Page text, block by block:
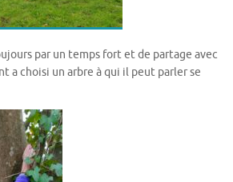
par un temps fort et de partage avec
a choisi un arbre à qui il peut parler se